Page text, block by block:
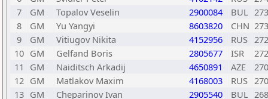
7
GM Topalov Veselin 2900084 BUL
8
GM Yu Yangyi 8603820 CHN
9
GM Vitiugov Nikita 4152956 RUS
10 GM Gelfand Boris 2805677 ISR
11
GM Naiditsch Arkadij 4650891 AZE
12 GM Matlakov Maxim 4168003 RUS
13 GM Cheparinov Ivan 2905540 BUL